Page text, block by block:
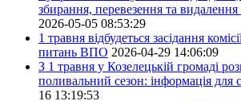
збирання, перевезення та видалення
2026-05-05 08:53:29
1 травня відбудеться засідання
питань ВПО 2026-04-29 14:06:09
З 1 травня у Козелецькій громаді
поливальний сезон: інформація для
16 13:19:53